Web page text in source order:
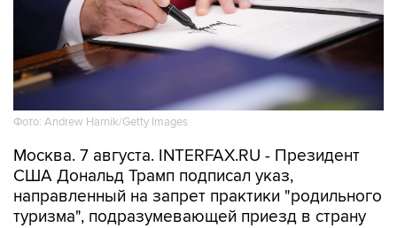
Фото: Andrew Harnik/Getty Images
Москва. 7 августа. INTERFAX.RU - Президент
США Дональд Трамп подписал указ,
направленный на запрет практики "родильного
туризма", подразумевающей приезд в страну